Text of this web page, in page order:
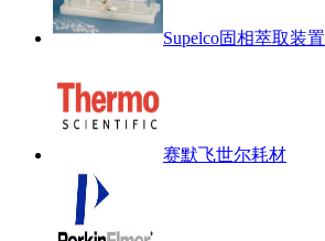
Supelco固相萃取装置
赛默飞世尔耗材